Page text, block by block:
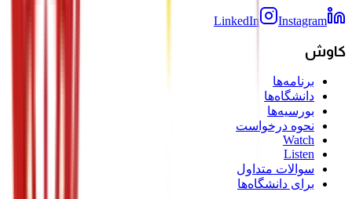
LinkedIn Instagram
کاوش
برنامه‌ها
دانشگاه‌ها
بورسیه‌ها
نحوه درخواست
Watch
Listen
سوالات متداول
برای دانشگاه‌ها